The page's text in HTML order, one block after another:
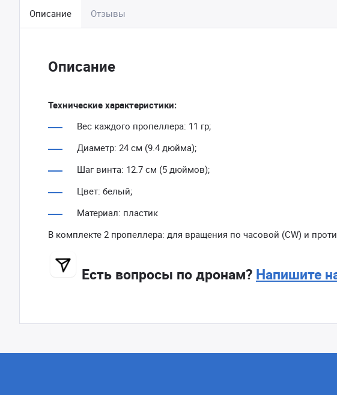
Описание Отзывы
Описание
Технические характеристики:
Вес каждого пропеллера: 11 гр;
Диаметр: 24 см (9.4 дюйма);
Шаг винта: 12.7 см (5 дюймов);
Цвет: белый;
Материал: пластик
В комплекте 2 пропеллера: для вращения по часовой (CW) и
Есть вопросы по дронам? Напишите